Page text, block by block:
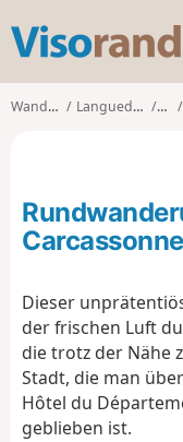
Wanderungen Languedoc-Roussillon
Dieser
der frischen Luft
die trotz der Nähe
Stadt, die man
Hôtel du
geblieben ist.